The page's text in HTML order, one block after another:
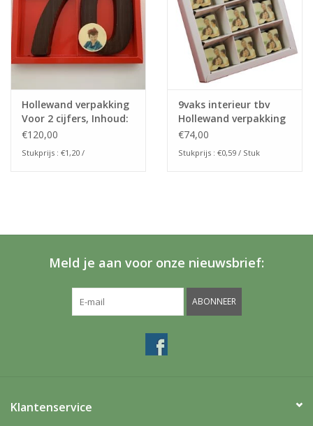
Hollewand verpakking
Voor 2 cijfers, Inhoud:
175x240x24mm
€120,00
Stukprijs : €1,20 /
9vaks interieur tbv
Hollewand verpakking
NR115A
€74,00
Stukprijs : €0,59 / Stuk
Meld je aan voor onze nieuwsbrief:
ABONNEER
Klantenservice